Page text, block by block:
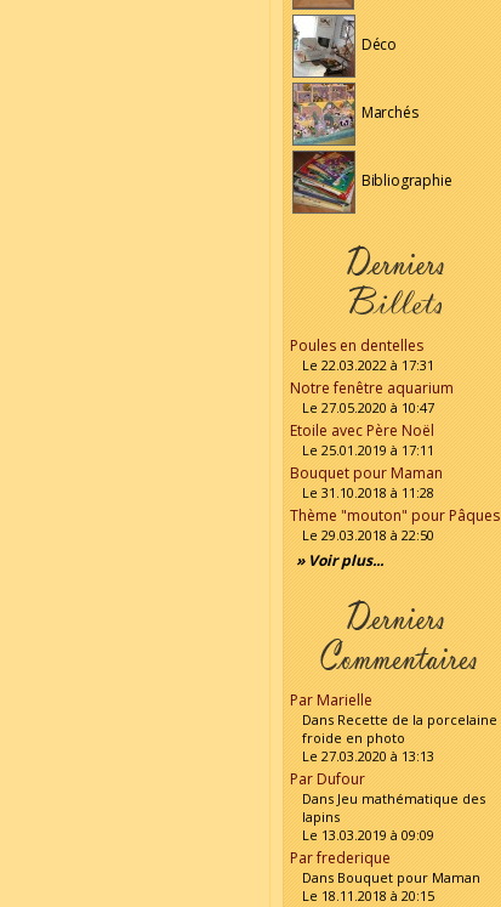
Déco
Marchés
Bibliographie
Poules en dentelles
Le 22.03.2022 à 17:31
Notre fenêtre aquarium
Le 27.05.2020 à 10:47
Etoile avec Père Noël
Le 25.01.2019 à 17:11
Bouquet pour Maman
Le 31.10.2018 à 11:28
Thème "mouton" pour Pâques
Le 29.03.2018 à 22:50
» Voir plus...
Par Marielle
Dans Recette de la porcelaine
froide en photo
Le 27.03.2020 à 13:13
Par Dufour
Dans Jeu mathématique des
lapins
Le 13.03.2019 à 09:09
Par frederique
Dans Bouquet pour Maman
Le 18.11.2018 à 20:15